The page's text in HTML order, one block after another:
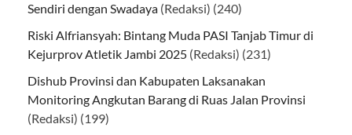
Sendiri dengan Swadaya (Redaksi) (240)
Riski Alfriansyah: Bintang Muda PASI Tanjab Timur di
Kejurprov Atletik Jambi 2025 (Redaksi) (231)
Dishub Provinsi dan Kabupaten Laksanakan
Monitoring Angkutan Barang di Ruas Jalan Provinsi
(Redaksi) (199)